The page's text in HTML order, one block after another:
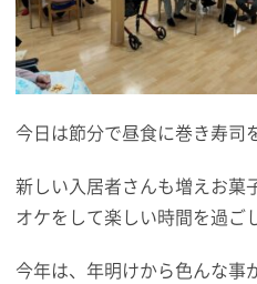
今日は節分で昼食に巻き寿司
新しい入居者さんも増えお菓
オケをして楽しい時間を過ご
今年は、年明けから色んな事